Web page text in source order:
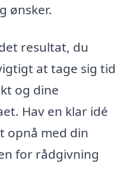
ønsker.
resultat, du
at tage sig tid
og dine
Hav en klar idé
opnå med din
for rådgivning